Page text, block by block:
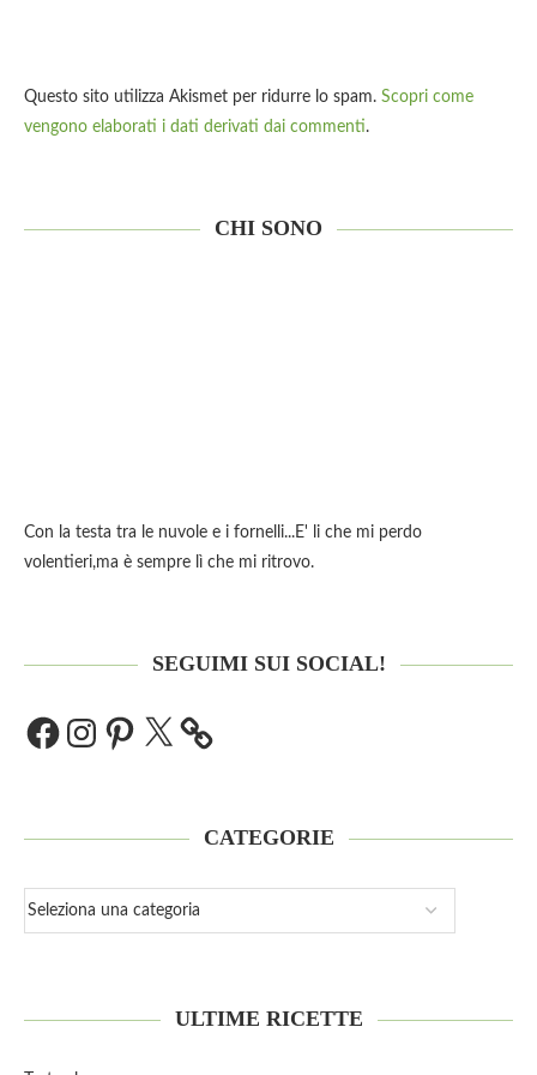
Questo sito utilizza Akismet per ridurre lo spam. Scopri come
vengono elaborati i dati derivati dai commenti.
CHI SONO
Con la testa tra le nuvole e i fornelli...E' li che mi perdo
volentieri,ma è sempre lì che mi ritrovo.
SEGUIMI SUI SOCIAL!
CATEGORIE
ULTIME RICETTE